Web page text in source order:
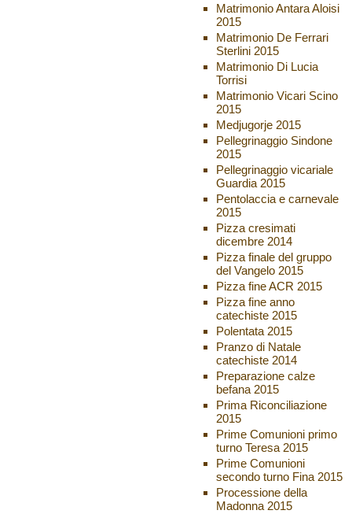
Matrimonio Antara Aloisi
2015
Matrimonio De Ferrari
Sterlini 2015
Matrimonio Di Lucia
Torrisi
Matrimonio Vicari Scino
2015
Medjugorje 2015
Pellegrinaggio Sindone
2015
Pellegrinaggio vicariale
Guardia 2015
Pentolaccia e carnevale
2015
Pizza cresimati
dicembre 2014
Pizza finale del gruppo
del Vangelo 2015
Pizza fine ACR 2015
Pizza fine anno
catechiste 2015
Polentata 2015
Pranzo di Natale
catechiste 2014
Preparazione calze
befana 2015
Prima Riconciliazione
2015
Prime Comunioni primo
turno Teresa 2015
Prime Comunioni
secondo turno Fina 2015
Processione della
Madonna 2015